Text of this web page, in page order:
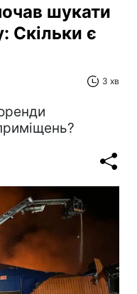
шукати
Скільки є
3 хв